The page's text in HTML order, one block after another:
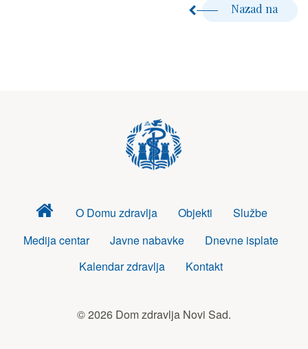
Nazad na
Dom
zdravlja
O Domu zdravlja Objekti
Službe
Medija centar
Javne nabavke
Dnevne isplate
Kalendar zdravlja
Kontakt
© 2026 Dom zdravlja Novi Sad.